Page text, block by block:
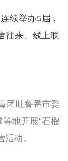
续举办5届，
往来、线上联
团吐鲁番市委
地开展“石榴
动。